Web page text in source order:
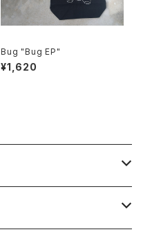
Bug "Bug EP"
¥1,620